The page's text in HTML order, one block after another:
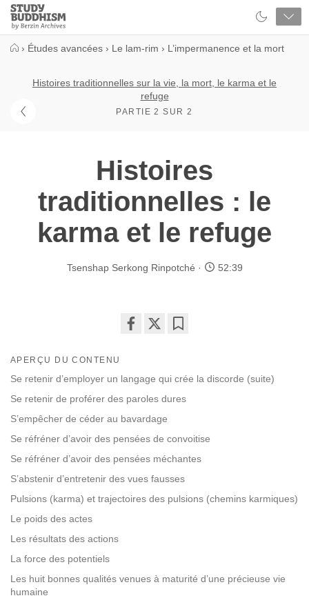
Close
Study
Buddhism
Home
› Études avancées › Le lam-rim › L’impermanence et la mort
Histoires traditionnelles sur la vie, la mort, le karma et le
refuge
PARTIE 2 SUR 2
Histoires
traditionnelles : le
karma et le refuge
Tsenshap Serkong Rinpotché 52:39
facebook
APERÇU DU CONTENU
Se retenir d’employer un langage qui crée la discorde (suite)
Se retenir de proférer des paroles dures
S’empêcher de céder au bavardage
Se réfréner d’avoir des pensées de convoitise
Se réfréner d’avoir des pensées méchantes
S’abstenir d’entretenir des vues fausses
Pulsions (karma) et trajectoires des pulsions (chemins karmiques)
Le poids des actes
Les résultats des actions
La force des potentiels
Les huit bonnes qualités venues à maturité d’une précieuse vie
humaine